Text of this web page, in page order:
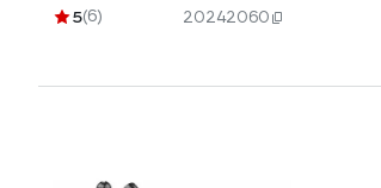
5(6) 20242060